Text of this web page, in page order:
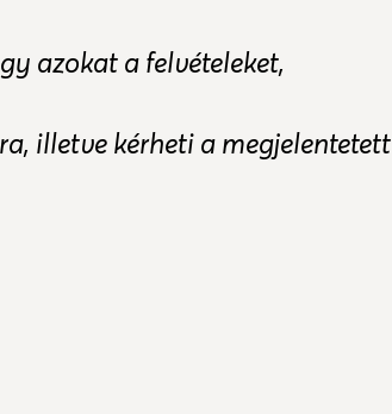
azokat a felvételeket,
illetve kérheti a megjelentetett